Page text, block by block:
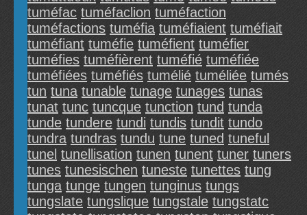
tuméfac tuméfaclion tuméfaction
tuméfactions tuméfia tuméfiaient tuméfiait
tuméfiant tuméfie tuméfient tuméfier
tuméfies tuméfièrent tuméfié tuméfiée
tuméfiées tuméfiés tumélié tuméliée tumés
tun tuna tunable tunage tunages tunas
tunat tunc tuncque tunction tund tunda
tunde tundere tundi tundis tundit tundo
tundra tundras tundu tune tuned tuneful
tunel tunellisation tunen tunent tuner tuners
tunes tunesischen tuneste tunettes tung
tunga tunge tungen tunginus tungs
tungslate tungslique tungstale tungstatc